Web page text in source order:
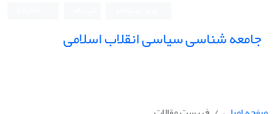
جامعه شناسی سیاسی انقلاب اسلامی